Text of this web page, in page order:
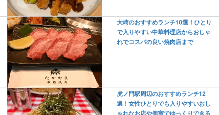
大崎のおすすめランチ10選！ひとり
で入りやすい中華料理店からおしゃ
れでコスパの良い焼肉店まで
虎ノ門駅周辺のおすすめランチ12
選！女性ひとりでも入りやすいおし
ゃれなお店や個室でゆっくりできる